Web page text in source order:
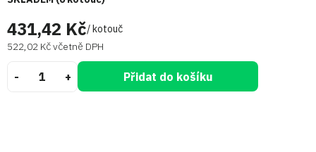
431,42 Kč/ kotouč
522,02 Kč včetně DPH
Přidat do košíku